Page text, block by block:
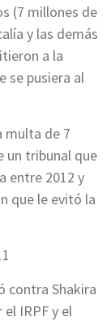
(7 millones de
y las demás
a la
se pusiera al
multa de 7
un tribunal que
entre 2012 y
que le evitó la
contra Shakira
IRPF y el